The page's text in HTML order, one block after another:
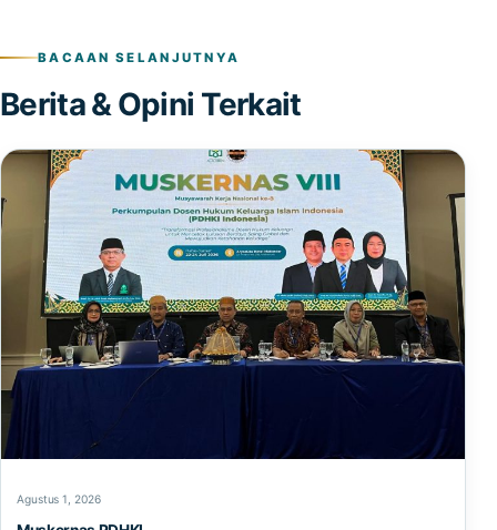
BACAAN SELANJUTNYA
Berita & Opini Terkait
Agustus 1, 2026